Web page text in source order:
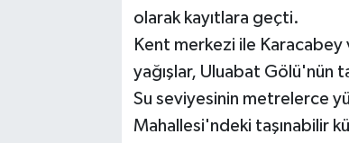
olarak kayıtlara geçti.
Kent merkezi ile
yağışlar, Uluabat Gölü'nün
Su seviyesinin metrelerce
Mahallesi'ndeki taşınabilir